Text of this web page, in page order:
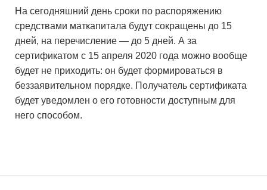
На сегодняшний день сроки по распоряжению
средствами маткапитала будут сокращены до 15
дней, на перечисление — до 5 дней. А за
сертификатом с 15 апреля 2020 года можно вообще
будет не приходить: он будет формироваться в
беззаявительном порядке. Получатель сертификата
будет уведомлен о его готовности доступным для
него способом.